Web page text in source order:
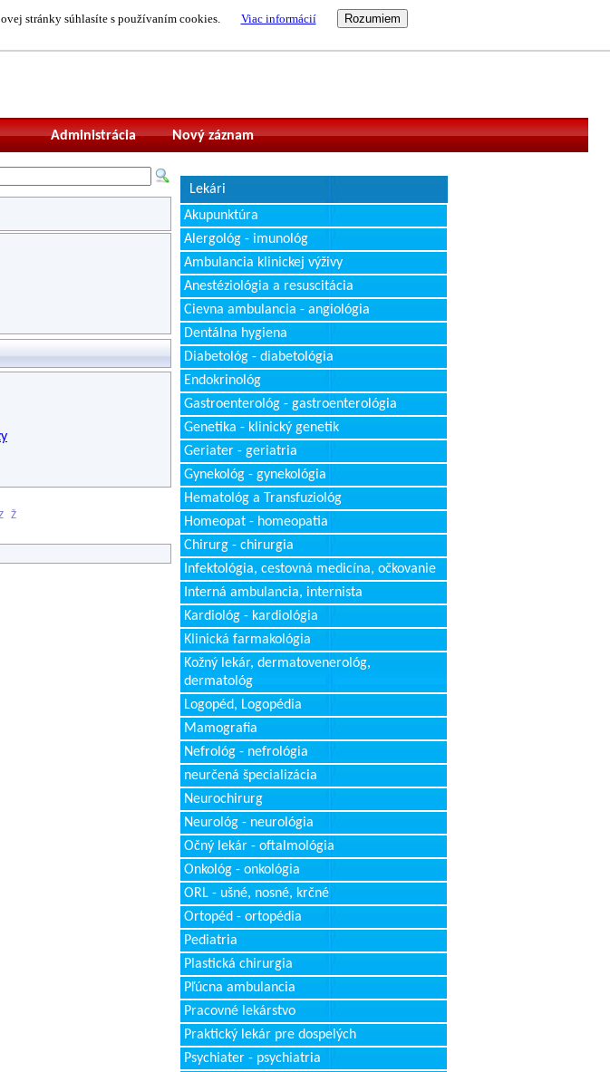
stránky súhlasíte s používaním cookies. Viac informácií
Nový záznam
Administrácia
Ž
Lekári
Akupunktúra
Alergológ - imunológ
Ambulancia klinickej výživy
Anestéziológia a resuscitácia
Cievna ambulancia - angiológia
Dentálna hygiena
Diabetológ - diabetológia
Endokrinológ
Gastroenterológ - gastroenterológia
Genetika - klinický genetik
Geriater - geriatria
Gynekológ - gynekológia
Hematológ a Transfuziológ
Homeopat - homeopatia
Chirurg - chirurgia
Infektológia, cestovná medicína, očkovanie
Interná ambulancia, internista
Kardiológ - kardiológia
Klinická farmakológia
Kožný lekár, dermatovenerológ,
dermatológ
Logopéd, Logopédia
Mamografia
Nefrológ - nefrológia
neurčená špecializácia
Neurochirurg
Neurológ - neurológia
Očný lekár - oftalmológia
Onkológ - onkológia
ORL - ušné, nosné, krčné
Ortopéd - ortopédia
Pediatria
Plastická chirurgia
Pľúcna ambulancia
Pracovné lekárstvo
Praktický lekár pre dospelých
Psychiater - psychiatria